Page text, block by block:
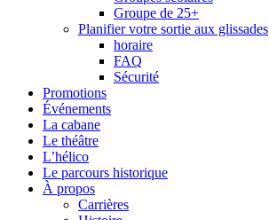
Groupe de 25+
Planifier votre sortie aux glissades
horaire
FAQ
Sécurité
Promotions
Événements
La cabane
Le théâtre
L’hélico
Le parcours historique
À propos
Carrières